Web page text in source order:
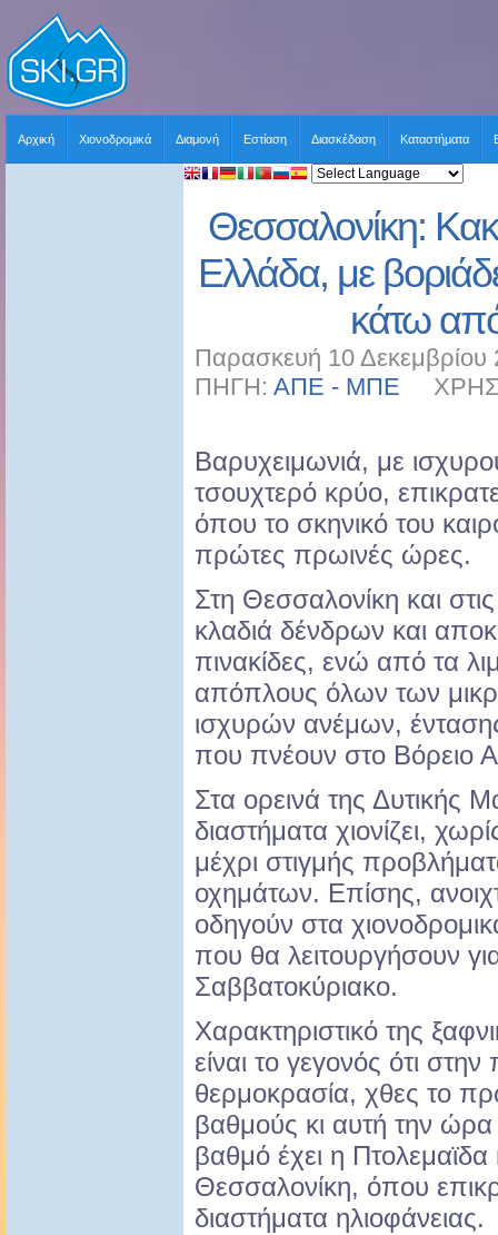
Αρχική Χιονοδρομικά Διαμονή Εστίαση Διασκέδαση Καταστήματα
Θεσσαλονίκη:
Ελλάδα, με
κάτω
Παρασκευή 10
ΠΗΓΗ: ΑΠΕ - ΜΠΕ
Βαρυχειμωνιά, με
τσουχτερό κρύο,
όπου το σκηνικό του
πρώτες πρωινές ώρες.
Στη Θεσσαλονίκη και
κλαδιά δένδρων και
πινακίδες, ενώ από τα
απόπλους όλων των
ισχυρών ανέμων,
που πνέουν στο Βόρειο
Στα ορεινά της Δυτικής
διαστήματα χιονίζει,
μέχρι στιγμής
οχημάτων. Επίσης,
οδηγούν στα
που θα λειτουργήσουν
Σαββατοκύριακο.
Χαρακτηριστικό της
είναι το γεγονός ότι
θερμοκρασία, χθες το
βαθμούς κι αυτή την
βαθμό έχει η
Θεσσαλονίκη, όπου
διαστήματα ηλιοφάνειας.